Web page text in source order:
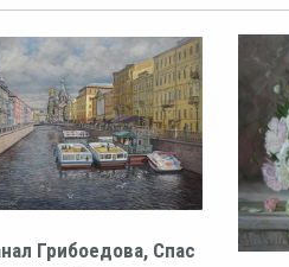
Грибоедова, Спас